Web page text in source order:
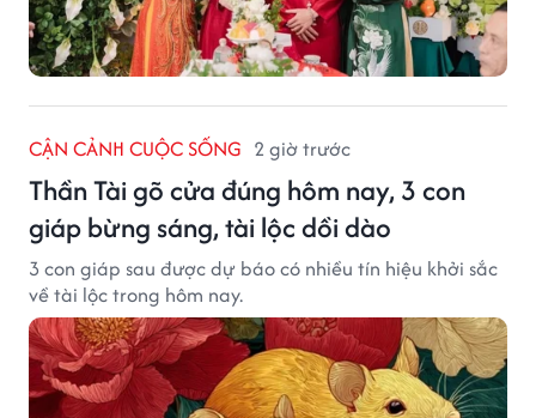
CẬN CẢNH CUỘC SỐNG 2 giờ trước
Thần Tài gõ cửa đúng hôm nay, 3 con
giáp bừng sáng, tài lộc dồi dào
3 con giáp sau được dự báo có nhiều tín hiệu khởi sắc
về tài lộc trong hôm nay.